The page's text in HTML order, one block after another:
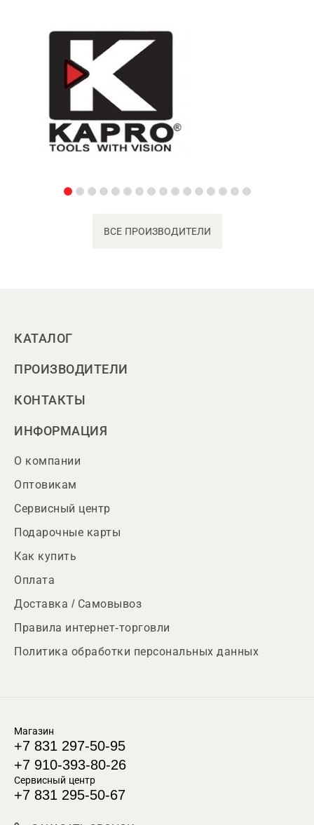
ВСЕ ПРОИЗВОДИТЕЛИ
КАТАЛОГ
ПРОИЗВОДИТЕЛИ
КОНТАКТЫ
ИНФОРМАЦИЯ
О компании
Оптовикам
Сервисный центр
Подарочные карты
Как купить
Оплата
Доставка / Самовывоз
Правила интернет-торговли
Политика обработки персональных данных
Магазин
+7 831 297-50-95
+7 910-393-80-26
Сервисный центр
+7 831 295-50-67